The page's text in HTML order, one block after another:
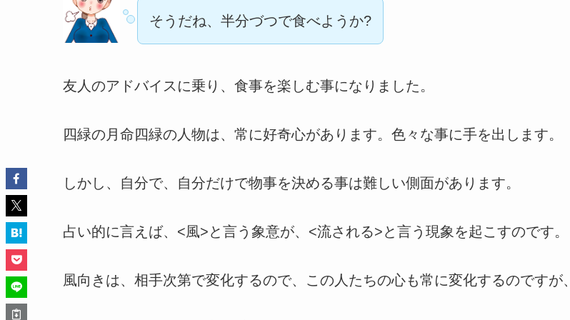
そうだね、半分づつで食べようか?
友人のアドバイスに乗り、食事を楽しむ事になりました。
四緑の月命四緑の人物は、常に好奇心があります。色々な事に手を出します。
しかし、自分で、自分だけで物事を決める事は難しい側面があります。
占い的に言えば、<風>と言う象意が、<流される>と言う現象を起こすのです。
風向きは、相手次第で変化するので、この人たちの心も常に変化するのですが、